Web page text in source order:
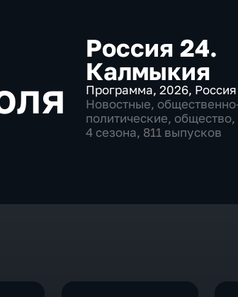
Россия 24.
Калмыкия
Программа, 2026, Россия
Новостные,
политические, общество,
4 сезона, 811 выпусков